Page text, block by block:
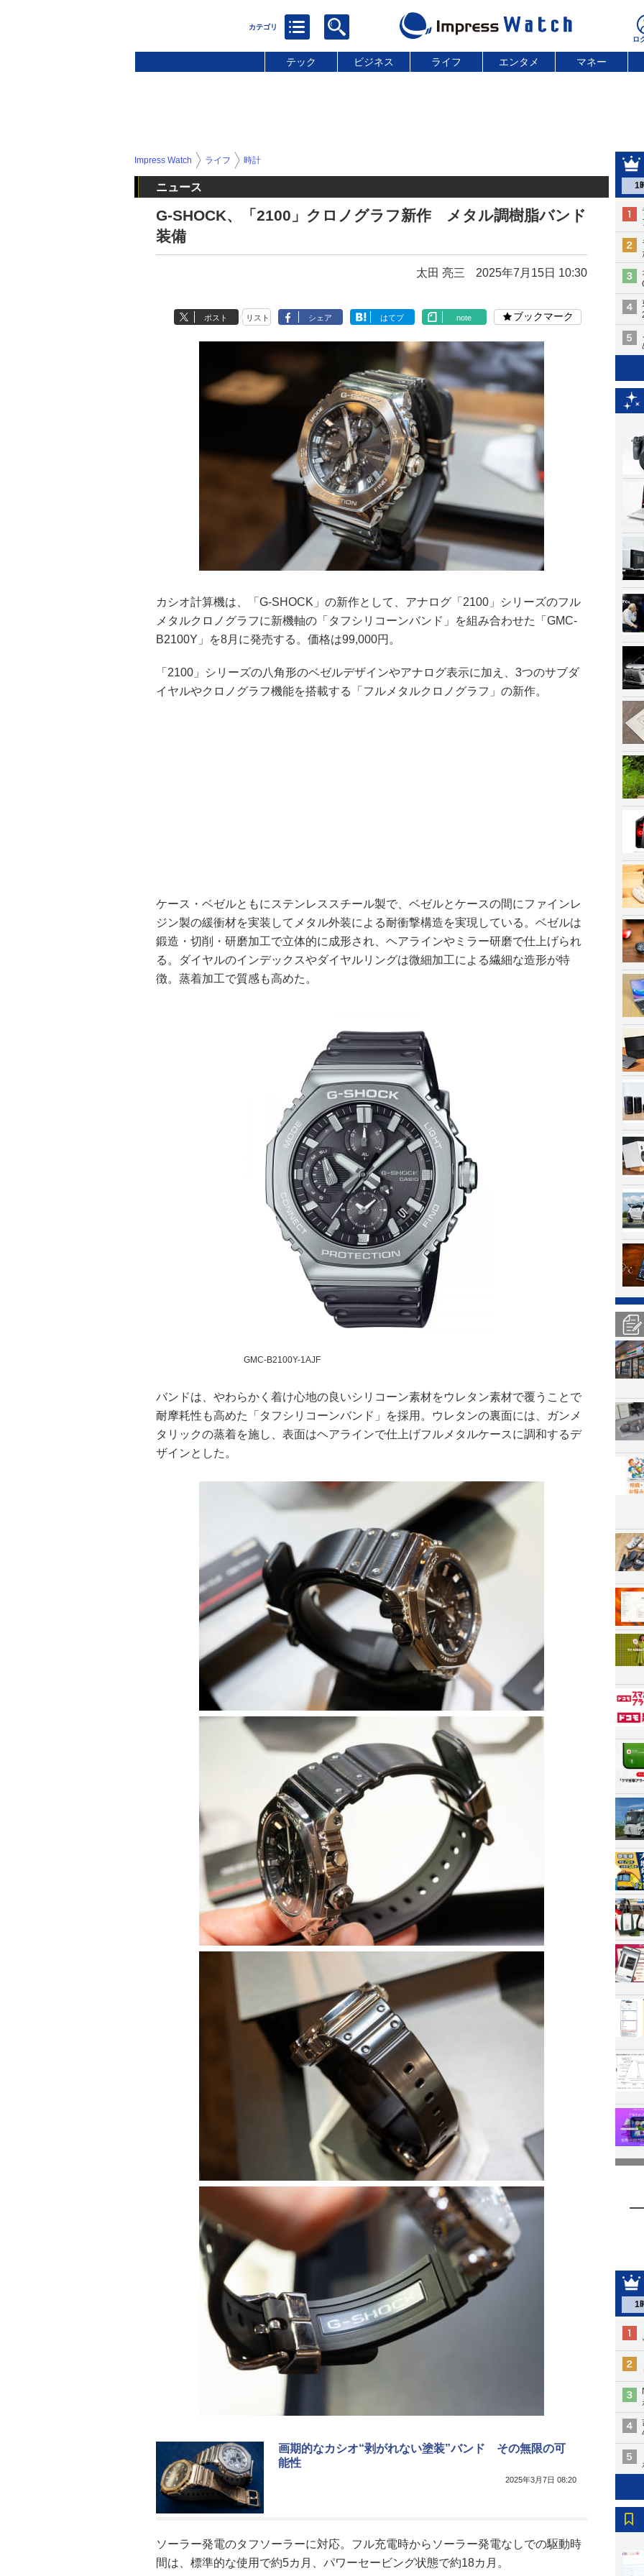
テック ビジネス ライフ エンタメ マネー
1
1
Impress Watch ライフ 時計
ニュース
G-SHOCK、「2100」クロノグラフ新作 メタル調樹脂バンド
装備
太田 亮三 2025年7月15日 10:30
ポスト リスト シェア はてブ note ブックマーク
カシオ計算機は、「G-SHOCK」の新作として、アナログ「2100」シリーズのフル
メタルクロノグラフに新機軸の「タフシリコーンバンド」を組み合わせた「GMC-
B2100Y」を8月に発売する。価格は99,000円。
「2100」シリーズの八角形のベゼルデザインやアナログ表示に加え、3つのサブダ
イヤルやクロノグラフ機能を搭載する「フルメタルクロノグラフ」の新作。
ケース・ベゼルともにステンレススチール製で、ベゼルとケースの間にファインレ
ジン製の緩衝材を実装してメタル外装による耐衝撃構造を実現している。ベゼルは
鍛造・切削・研磨加工で立体的に成形され、ヘアラインやミラー研磨で仕上げられ
る。ダイヤルのインデックスやダイヤルリングは微細加工による繊細な造形が特
徴。蒸着加工で質感も高めた。
GMC-B2100Y-1AJF
バンドは、やわらかく着け心地の良いシリコーン素材をウレタン素材で覆うことで
耐摩耗性も高めた「タフシリコーンバンド」を採用。ウレタンの裏面には、ガンメ
タリックの蒸着を施し、表面はヘアラインで仕上げフルメタルケースに調和するデ
ザインとした。
画期的なカシオ“剥がれない塗装”バンド その無限の可
能性
2025年3月7日 08:20
ソーラー発電のタフソーラーに対応。フル充電時からソーラー発電なしでの駆動時
間は、標準的な使用で約5カ月、パワーセービング状態で約18カ月。